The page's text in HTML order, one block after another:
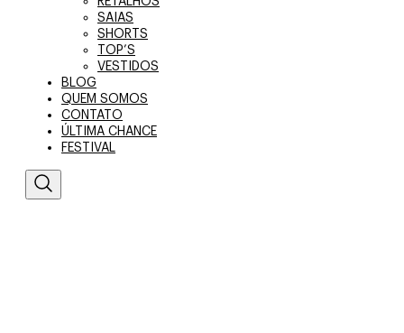
SAIAS
SHORTS
TOP’S
VESTIDOS
BLOG
QUEM SOMOS
CONTATO
ÚLTIMA CHANCE
FESTIVAL